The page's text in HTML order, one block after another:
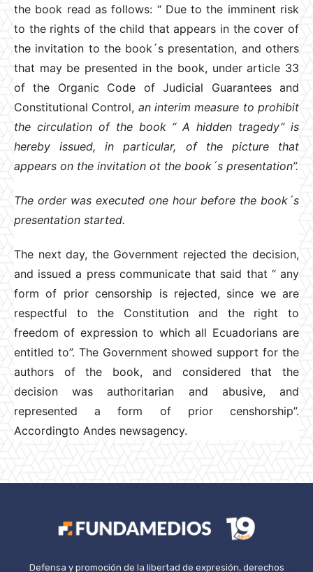
the book read as follows: “ Due to the imminent risk
to the rights of the child that appears in the cover of
the invitation to the book´s presentation, and others
that may be presented in the book, under article 33
of the Organic Code of Judicial Guarantees and
Constitutional Control, an interim measure to prohibit
the circulation of the book “ A hidden tragedy” is
hereby issued, in particular, of the picture that
appears on the invitation ot the book´s presentation”.
The order was executed one hour before the book´s
presentation started.
The next day, the Government rejected the decision,
and issued a press communicate that said that “ any
form of prior censorship is rejected, since we are
respectful to the Constitution and the right to
freedom of expression to which all Ecuadorians are
entitled to”. The Government showed support for the
authors of the book, and considered that the
decision was authoritarian and abusive, and
represented a form of prior censhorship”.
Accordingto Andes newsagency.
Defensa y promoción de la libertad de expresión, derechos